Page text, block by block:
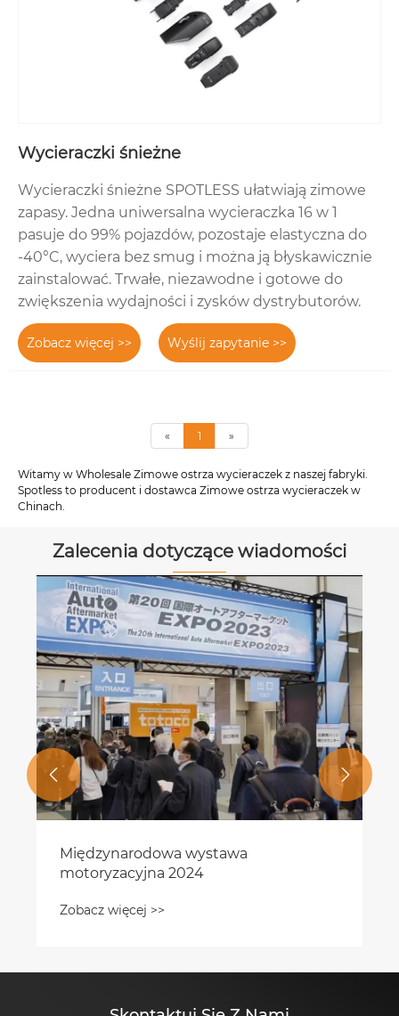
Wycieraczki śnieżne
Wycieraczki śnieżne SPOTLESS ułatwiają zimowe
zapasy. Jedna uniwersalna wycieraczka 16 w 1
pasuje do 99% pojazdów, pozostaje elastyczna do
-40°C, wyciera bez smug i można ją błyskawicznie
zainstalować. Trwałe, niezawodne i gotowe do
zwiększenia wydajności i zysków dystrybutorów.
Zobacz więcej >> Wyślij zapytanie >>
« 1 »
Witamy w Wholesale Zimowe ostrza wycieraczek z naszej fabryki.
Spotless to producent i dostawca Zimowe ostrza wycieraczek w
Chinach.
Zalecenia dotyczące wiadomości
Międzynarodowa wystawa
motoryzacyjna 2024
Zobacz więcej >>
 